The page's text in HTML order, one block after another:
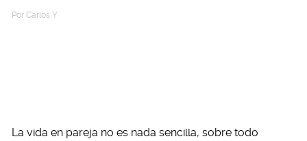
Por Carlos Y
La vida en pareja no es nada sencilla, sobre todo